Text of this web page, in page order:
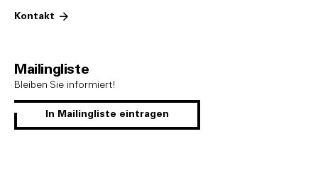
Kontakt
Mailingliste
Bleiben Sie informiert!
In Mailingliste eintragen